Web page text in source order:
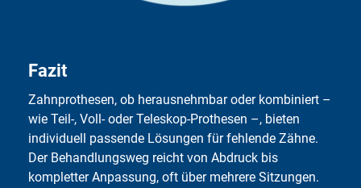
Fazit
Zahnprothesen, ob herausnehmbar oder kombiniert –
wie Teil-, Voll- oder Teleskop-Prothesen –, bieten
individuell passende Lösungen für fehlende Zähne.
Der Behandlungsweg reicht von Abdruck bis
kompletter Anpassung, oft über mehrere Sitzungen.